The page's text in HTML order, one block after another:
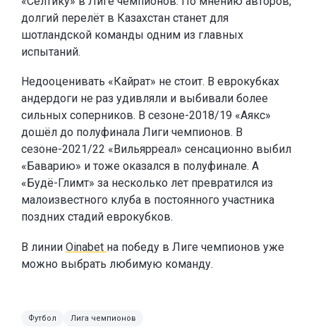
долгий перелёт в Казахстан станет для
шотландской команды одним из главных
испытаний.
Недооценивать «Кайрат» не стоит. В еврокубках
андердоги не раз удивляли и выбивали более
сильных соперников. В сезоне-2018/19 «Аякс»
дошёл до полуфинала Лиги чемпионов. В
сезоне-2021/22 «Вильярреал» сенсационно выбил
«Баварию» и тоже оказался в полуфинале. А
«Будё-Глимт» за несколько лет превратился из
малоизвестного клуба в постоянного участника
поздних стадий еврокубков.
В линии Oinabet на победу в Лиге чемпионов уже
можно выбрать любимую команду.
Футбол Лига чемпионов